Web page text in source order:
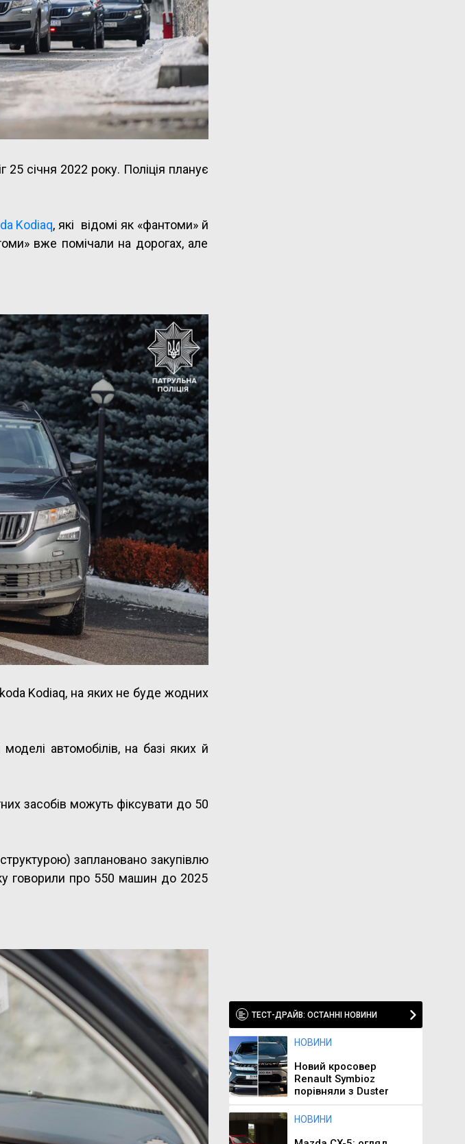
25 січня 2022 року. Поліція планує
Kodiaq, які відомі як «фантоми» й
вже помічали на дорогах, але
Kodiaq, на яких не буде жодних
автомобілів, на базі яких й
засобів можуть фіксувати до 50
заплановано закупівлю
говорили про 550 машин до 2025
ТЕСТ-ДРАЙВ: ОСТАННІ НОВИНИ
НОВИНИ
Новий кросовер
Renault Symbioz
порівняли з Duster
НОВИНИ